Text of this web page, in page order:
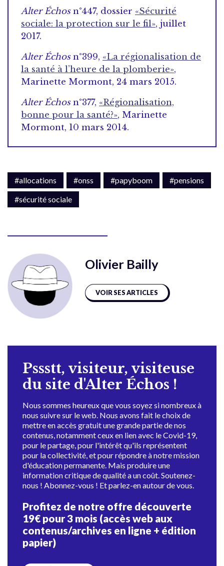
Alter Échosn°447, dossier «Sécurité
sociale: la protection sur le fil», juillet
2017.
Alter Échosn°399, «La régionalisation de
la santé à l’heure de la plomberie»,
Marinette Mormont, 24 mars 2015.
Alter Échosn°377, «Régionalisation,
bonne pour la santé?», Marinette
Mormont, 10 mars 2014.
#allocations #onss #papyboom
#pensions
#sécurité sociale
Olivier Bailly
VOIR SES ARTICLES
Pssstt, visiteur, visiteuse
du site d'Alter Échos !
Nous sommes heureux que vous soyez si nombreux à
nous suivre sur le web. Nous avons fait le choix de
mettre en accès gratuit une grande partie de nos
contenus, notamment ceux en lien avec le Covid-19,
pour le partage, pour l'intérêt qu'ils représentent
pour la collectivité, et pour répondre à notre mission
d'éducation permanente. Mais produire une
information critique de qualité a un coût. Soutenez-
nous ! Abonnez-vous ! Et parlez-en autour de vous.
Profitez de notre offre découverte
19€ pour 3 mois (accès web aux
contenus/archives en ligne + édition
papier)